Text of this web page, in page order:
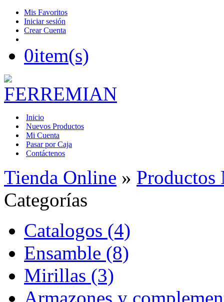
Mis Favoritos
Iniciar sesión
Crear Cuenta
0item(s)
Inicio
Nuevos Productos
Mi Cuenta
Pasar por Caja
Contáctenos
Tienda Online » Productos
Categorías
Catalogos (4)
Ensamble (8)
Mirillas (3)